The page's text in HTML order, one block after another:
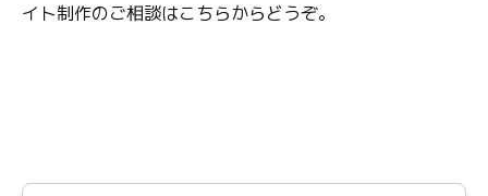
イト制作のご相談はこちらからどうぞ。